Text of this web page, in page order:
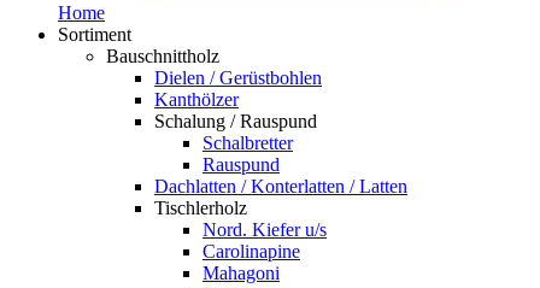
Home
Sortiment
Bauschnittholz
Dielen / Gerüstbohlen
Kanthölzer
Schalung / Rauspund
Schalbretter
Rauspund
Dachlatten / Konterlatten / Latten
Tischlerholz
Nord. Kiefer u/s
Carolinapine
Mahagoni